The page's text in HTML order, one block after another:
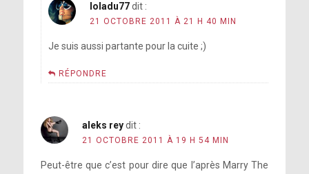
loladu77 dit :
21 OCTOBRE 2011 À 21 H 40 MIN
Je suis aussi partante pour la cuite ;)
RÉPONDRE
aleks rey dit :
21 OCTOBRE 2011 À 19 H 54 MIN
Peut-être que c’est pour dire que l’après Marry The